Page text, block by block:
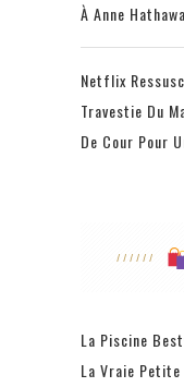
À Anne
Netflix
Travestie Du
De Cour Pour
La Piscine
La Vraie